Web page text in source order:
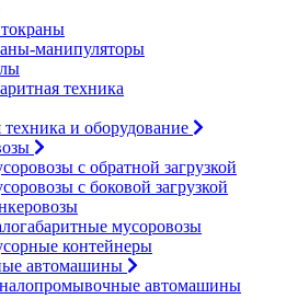
манипуляторы
техника
и оборудование
с обратной загрузкой
с боковой загрузкой
мусоровозы
контейнеры
автомашины
автомашины